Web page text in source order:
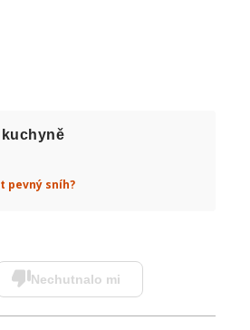
pevný sníh?
Nechutnalo mi